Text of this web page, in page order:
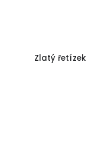
Zlatý řetízek